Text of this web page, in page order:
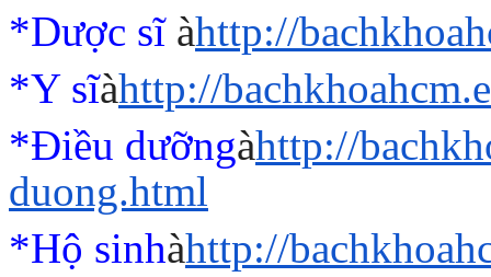
*Dược sĩ àhttp://
*Y sĩàhttp://
*Điều dưỡngàhttp://
duong.html
*Hộ sinhàhttp://